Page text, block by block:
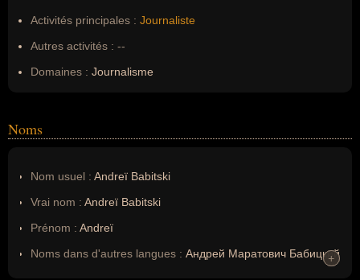
Activités principales : Journaliste
Autres activités : --
Domaines : Journalisme
Noms
Nom usuel : Andreï Babitski
Vrai nom : Andreï Babitski
Prénom : Andreï
Noms dans d'autres langues : Андрей Маратович Бабицкий
+
+